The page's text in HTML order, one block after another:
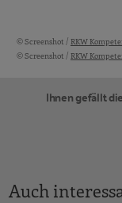
Bildquellen und
© Screenshot / RKW
© Screenshot / RKW
Ihnen gefällt
Auch